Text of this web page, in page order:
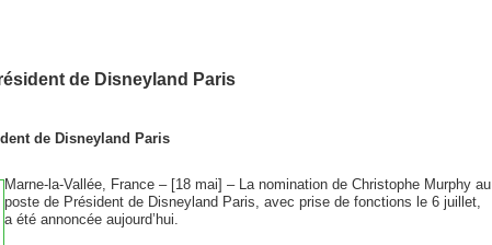
de Disneyland Paris
de Disneyland Paris
Marne-la-Vallée, France – [18 mai] – La nomination de Christophe Murphy au
poste de Président de Disneyland Paris, avec prise de fonctions le 6 juillet,
a été annoncée aujourd’hui.